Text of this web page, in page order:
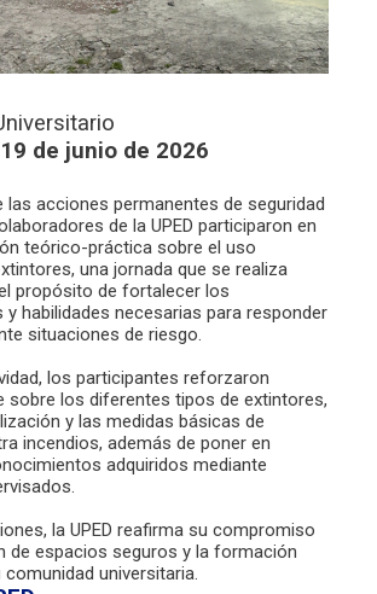
de junio de 2026
las acciones permanentes de seguridad
de la UPED participaron en
teórico-práctica sobre el uso
una jornada que se realiza
propósito de fortalecer los
habilidades necesarias para responder
situaciones de riesgo.
los participantes reforzaron
sobre los diferentes tipos de extintores,
y las medidas básicas de
incendios, además de poner en
adquiridos mediante
la UPED reafirma su compromiso
de espacios seguros y la formación
universitaria.